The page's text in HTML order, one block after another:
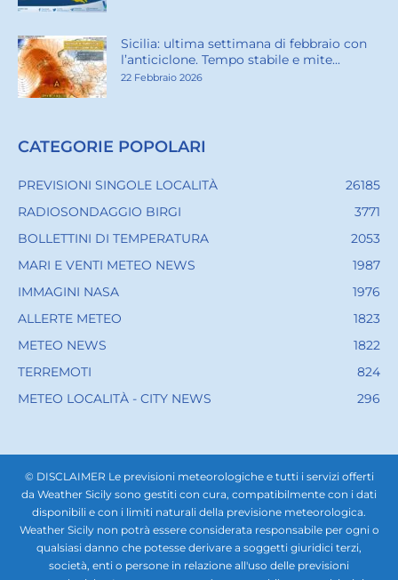
Sicilia: ultima settimana di febbraio con
l’anticiclone. Tempo stabile e mite...
22 Febbraio 2026
CATEGORIE POPOLARI
PREVISIONI SINGOLE LOCALITÀ
26185
RADIOSONDAGGIO BIRGI
3771
BOLLETTINI DI TEMPERATURA
2053
MARI E VENTI METEO NEWS
1987
IMMAGINI NASA
1976
ALLERTE METEO
1823
METEO NEWS
1822
TERREMOTI
824
METEO LOCALITÀ - CITY NEWS
296
© DISCLAIMER Le previsioni meteorologiche e tutti i servizi offerti
da Weather Sicily sono gestiti con cura, compatibilmente con i dati
disponibili e con i limiti naturali della previsione meteorologica.
Weather Sicily non potrà essere considerata responsabile per ogni o
qualsiasi danno che potesse derivare a soggetti giuridici terzi,
società, enti o persone in relazione all'uso delle previsioni